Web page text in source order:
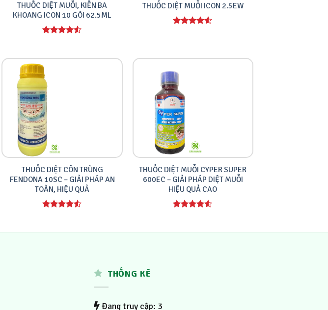
THUỐC DIỆT MUỖI, KIẾN BA
KHOANG ICON 10 GÓI 62.5ML
5 sao
THUỐC DIỆT MUỖI ICON 2.5EW
THUỐC DIỆT CÔN TRÙNG
FENDONA 10SC – GIẢI PHÁP AN
TOÀN, HIỆU QUẢ
5 sao
THUỐC DIỆT MUỖI CYPER SUPER
600EC – GIẢI PHÁP DIỆT MUỖI
HIỆU QUẢ CAO
5 sao
THỐNG KÊ
Đang truy cập: 3